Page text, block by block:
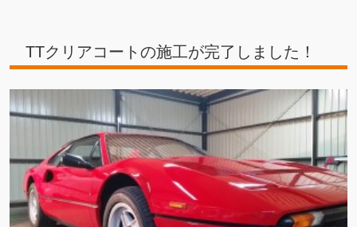
TTクリアコートの施工が完了しました！